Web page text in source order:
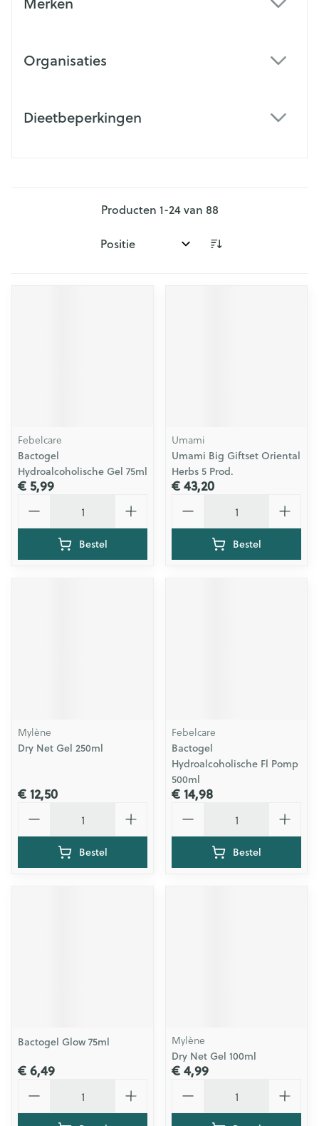
Organisaties
Dieetbeperkingen
Producten 1-24van 88
Sorteer op:
Febelcare
Bactogel
Hydroalcoholische Gel 75ml
€ 5,99
Bestel
Umami
Umami Big Giftset Oriental
Herbs 5 Prod.
€ 43,20
Bestel
Mylène
Dry Net Gel 250ml
€ 12,50
Bestel
Febelcare
Bactogel
Hydroalcoholische Fl Pomp
500ml
€ 14,98
Bestel
Bactogel Glow 75ml
€ 6,49
Mylène
Dry Net Gel 100ml
€ 4,99